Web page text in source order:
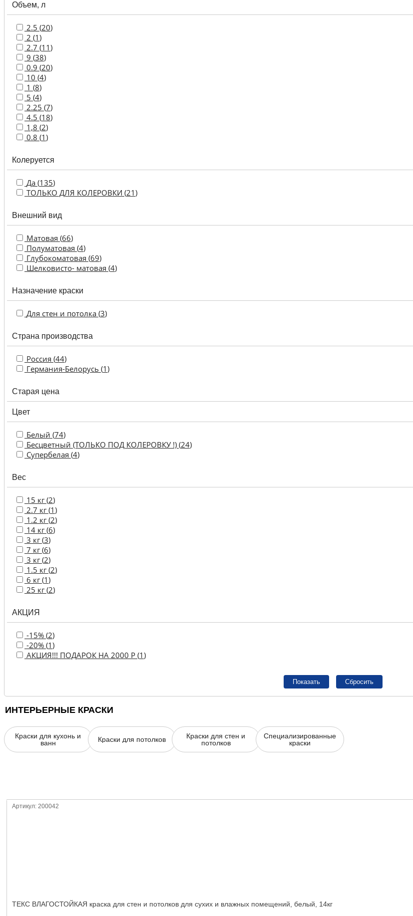
Растворители и
обезжириватели
Сухие
смеси
затирка
Готовые
шпатлевки
Антисептики
Объем, л
2.5 (20)
2 (1)
2.7 (11)
9 (38)
0.9 (20)
10 (4)
1 (8)
5 (4)
2.25 (7)
4.5 (18)
1,8 (2)
0.8 (1)
Колеруется
Да (135)
ТОЛЬКО ДЛЯ КОЛЕРОВКИ (21)
Внешний вид
Матовая (66)
Полуматовая (4)
Глубокоматовая (69)
Шелковисто- матовая (4)
Назначение краски
Для стен и потолка (3)
Страна производства
Россия (44)
Германия-Белорусь (1)
Старая цена
Цвет
Белый (74)
Бесцветный (ТОЛЬКО ПОД КОЛЕРОВКУ !) (24)
Супербелая (4)
Вес
15 кг (2)
2.7 кг (1)
1.2 кг (2)
14 кг (6)
3 кг (3)
7 кг (6)
3 кг (2)
1.5 кг (2)
6 кг (1)
25 кг (2)
АКЦИЯ
-15% (2)
-20% (1)
АКЦИЯ!!! ПОДАРОК НА 2000 Р (1)
ИНТЕРЬЕРНЫЕ КРАСКИ
Краски для кухонь и
ванн
Краски для потолков
Краски для стен и
потолков
Специализированные
краски
Артикул: 200042
ТЕКС ВЛАГОСТОЙКАЯ краска для стен и потолков для сухих и влажных помещений, белый, 14кг